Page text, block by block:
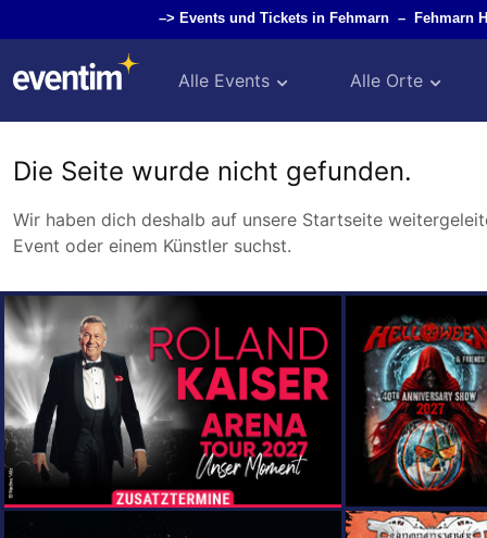
–> Events und Tickets in Fehmarn – Fehmarn